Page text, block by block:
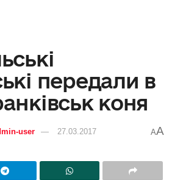
передали в
коня
user 27.03.2017 AA